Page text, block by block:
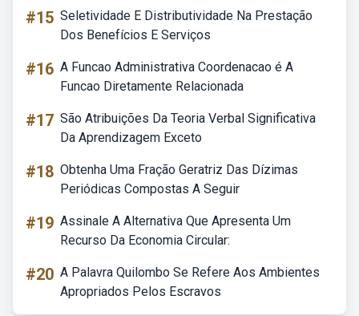
#15 Seletividade E Distributividade Na Prestação
Dos Benefícios E Serviços
#16 A Funcao Administrativa Coordenacao é A
Funcao Diretamente Relacionada
#17 São Atribuições Da Teoria Verbal Significativa
Da Aprendizagem Exceto
#18 Obtenha Uma Fração Geratriz Das Dízimas
Periódicas Compostas A Seguir
#19 Assinale A Alternativa Que Apresenta Um
Recurso Da Economia Circular:
#20 A Palavra Quilombo Se Refere Aos Ambientes
Apropriados Pelos Escravos